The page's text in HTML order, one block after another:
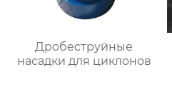
Дробеструйные
насадки для циклонов